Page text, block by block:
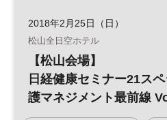
2018年2月25日（日）
松山全日空ホテル
【松山会場】
日経健康セミナー21ス
護マネジメント最前線
「2018年診療・介護報